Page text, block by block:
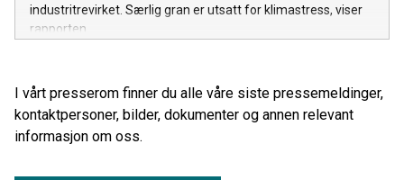
industritrevirket. Særlig gran er utsatt for klimastress, viser
rapporten.
I vårt presserom finner du alle våre siste pressemeldinger,
kontaktpersoner, bilder, dokumenter og annen relevant
informasjon om oss.